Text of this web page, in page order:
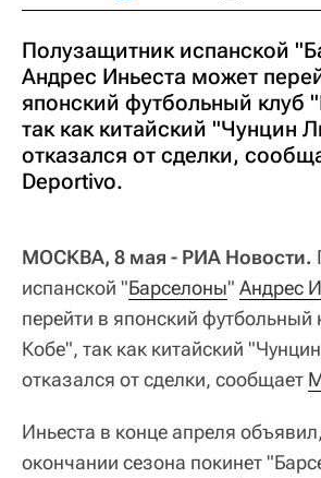
Полузащитник испанской
Андрес Иньеста может
японский футбольный клуб
так как китайский "Чунцин
отказался от сделки,
Deportivo.
МОСКВА, 8 мая - РИА Новости.
испанской "Барселоны" Андрес
перейти в японский футбольный
Кобе", так как китайский
отказался от сделки, сообщает
Иньеста в конце апреля
окончании сезона покинет